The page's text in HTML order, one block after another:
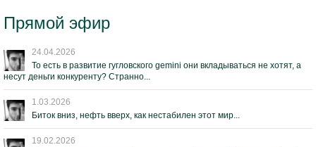
Прямой эфир
24.04.2026
То есть в развитие гугловского gemini они вкладываться не хотят, а
несут деньги конкуренту? Странно...
1.03.2026
Биток вниз, нефть вверх, как нестабилен этот мир...
19.02.2026